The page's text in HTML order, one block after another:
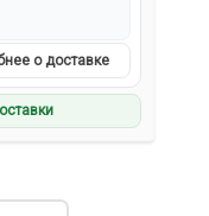
о доставке